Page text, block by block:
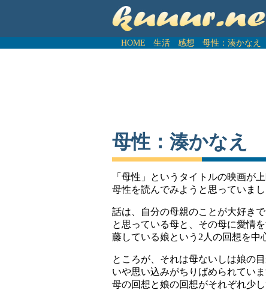
HOME 生活 感想 母性：湊かなえ
母性：湊かなえ
「母性」というタイトルの映画が
母性を読んでみようと思っていまし
話は、自分の母親のことが大好き
と思っている母と、その母に愛情
藤している娘という2人の回想を中
ところが、それは母ないしは娘の
いや思い込みがちりばめられていま
母の回想と娘の回想がそれぞれ少